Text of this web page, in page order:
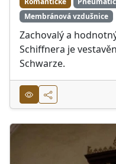
Membránová vzdušnice
Zachovalý a
Schiffnera je
Schwarze.